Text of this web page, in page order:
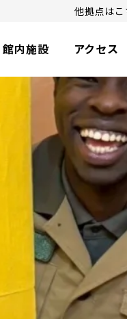
他拠点はこ
館内施設 アクセス